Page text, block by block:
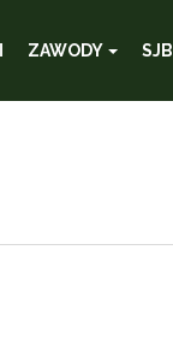
ZAWODY SJB